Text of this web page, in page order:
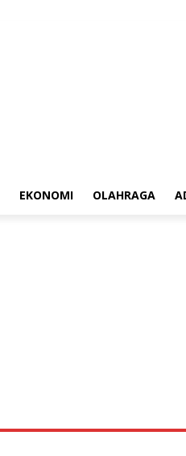
EKONOMI OLAHRAGA